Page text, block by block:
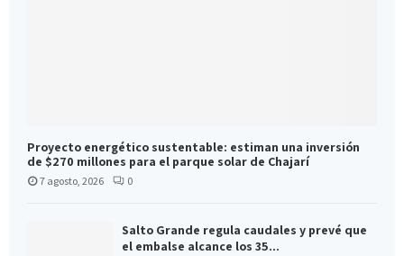
Proyecto energético sustentable: estiman una inversión
de $270 millones para el parque solar de Chajarí
7 agosto, 2026 0
Salto Grande regula caudales y prevé que
el embalse alcance los 35...